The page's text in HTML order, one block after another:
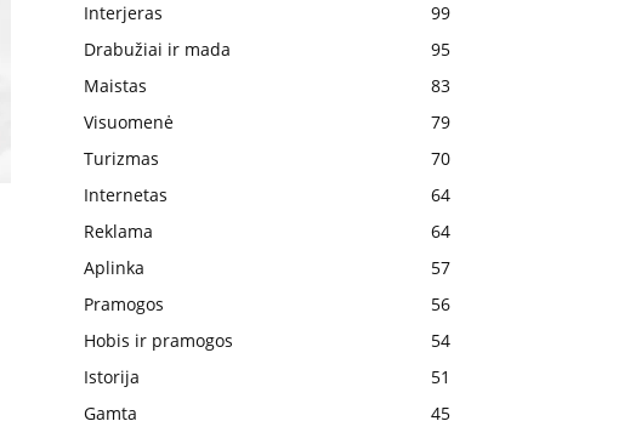
Interjeras
99
Drabužiai ir mada
95
Maistas
83
Visuomenė
79
Turizmas
70
Internetas
64
Reklama
64
Aplinka
57
Pramogos
56
Hobis ir pramogos
54
Istorija
51
Gamta
45